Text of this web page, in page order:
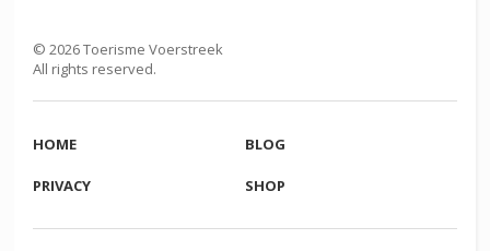
©2026Toerisme Voerstreek
All rights reserved.
HOME BLOG
PRIVACY SHOP